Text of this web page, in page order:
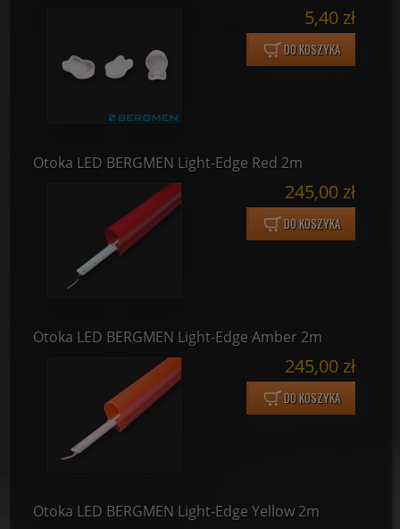
5,40 zł
DO KOSZYKA
Otoka LED BERGMEN Light-Edge Red 2m
245,00 zł
DO KOSZYKA
Otoka LED BERGMEN Light-Edge Amber 2m
245,00 zł
DO KOSZYKA
Otoka LED BERGMEN Light-Edge Yellow 2m